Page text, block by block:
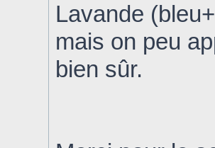
Lavande
mais on peu
bien sûr.